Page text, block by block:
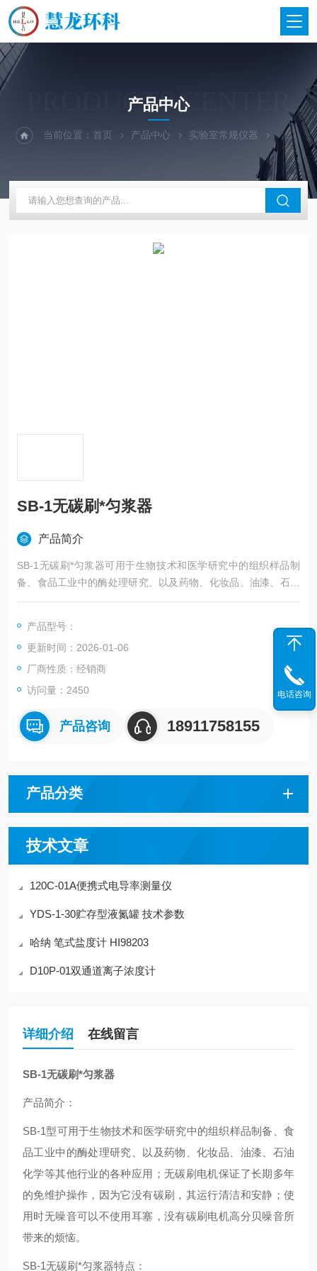
PRODUCTS CENTER
产品中心
当前位置：首页 产品中心 实验室常规仪器 PRO均
SB-1无碳刷*匀浆器
产品简介
SB-1无碳刷*匀浆器可用于生物技术和医学研究中的组织样品制
备、食品工业中的酶处理研究、以及药物、化妆品、油漆、石油
化学等其他行业的各种应用
产品型号：
更新时间：2026-01-06
厂商性质：经销商
访问量：2450
产品咨询 18911758155
产品分类
技术文章
120C-01A便携式电导率测量仪
YDS-1-30贮存型液氮罐 技术参数
哈纳 笔式盐度计 HI98203
D10P-01双通道离子浓度计
详细介绍 在线留言
SB-1无碳刷*匀浆器
产品简介：
SB-1型可用于生物技术和医学研究中的组织样品制备、食
品工业中的酶处理研究、以及药物、化妆品、油漆、石油
化学等其他行业的各种应用；无碳刷电机保证了长期多年
的免维护操作，因为它没有碳刷，其运行清洁和安静；使
用时无噪音可以不使用耳塞，没有碳刷电机高分贝噪音所
带来的烦恼。
SB-1无碳刷*匀浆器特点：
电话咨询